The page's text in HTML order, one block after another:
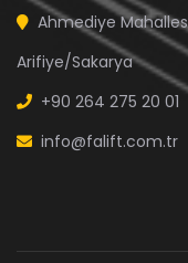
Ahmediye
Arifiye/Sakarya
+90 264 275 20 01
info@falift.com.tr